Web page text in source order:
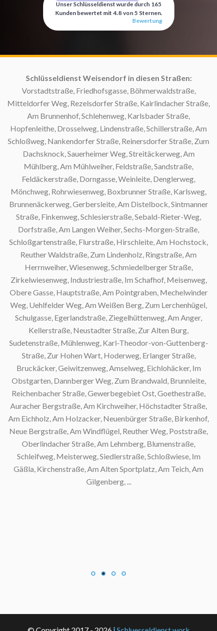
Unser Schlüsseldienst wurde durch 165
Kunden bewertet mit 4.8 von 5 Sternen.
Bewertung
Schlüsseldienst Weisendorf in diesen Straßen:
Vorstadtstraße, Friedhofsgasse, Böhmerwaldstraße,
Mitteldorfer Weg, Rezelsdorfer Straße, Kairlindacher Straße,
Am Brunnenhof, Schlehenweg, Karlsbader Straße,
Hopfenleithe, Drosselweg, Lindenstraße, Schillerstraße, Am
Schloßweg, Nankendorfer Straße, Reinersdorfer Straße, Zum
Dachsknock, Sauerheimer Weg, Streitäckerweg, Am
Mühlberg, Am Mühlweiher, Feldstraße, Sandstraße,
Feldäckerstraße, Dorngasse, Weinleite, Denglerweg,
Mönchweg, Rohrwiesenweg, Boxbrunner Straße, Karlsweg,
Brunnenäckerweg, Gerbersleite, Am Distelbock, Sintmanner
Straße, Finkenweg, Schlesierstraße, Sebald-Rieter-Weg,
Dorfstraße, Am Langen Weiher, Sechs-Morgen-Straße,
Schloßgartenstraße, Flurstraße, Hirschleite, Am Hochstock,
Reuther Waldstraße, Zum Lindenholz, Ringstraße, Am
Herrnweiher, Wiesenweg, Schmiedelberger Straße,
Zirkelwiesenweg, Industriestraße, Im Schafhof, Meisenweg,
Obere Gasse, Hauptstraße, Am Pointgraben, Mechelwinder
Weg, Uehlfelder Weg, Am Weißen Berg, Zum Lerchenhügel,
Schulgasse, Egerlandstraße, Ziegelhüttenweg, Am Anger,
Kellerstraße, Neustadter Straße, Zur Alten Burg,
Sudetenstraße, Mühlenweg, Karl-Theodor-von-Guttenberg-
Straße, Zur Hohen Wart, Hoderweg, Erlanger Straße,
Bruckäcker, Geiwitzenweg, Amselweg, Eichlohäcker, Im
Obstgarten, Dannberger Weg, Zum Brandwald, Brunnleite,
Reichenbacher Straße, Gewerbegebiet Ost, Goethestraße,
Auracher Bergstraße, Am Kirchweiher, Höchstadter Straße,
Am Eichholz, Am Holzacker, Neuenbürger Straße, Birkenhof,
Neue Bergstraße, Am Windflügel, Reuther Weg, Poststraße,
Oberlindacher Straße, Am Lehmberg, Blumenstraße,
Schleifweg, Meisterweg, Siedlerstraße, Schloßwiese, Im
Gäßla, Kirchenstraße, Am Alten Sportplatz, Am Teich, Am
Gilgenberg, ...